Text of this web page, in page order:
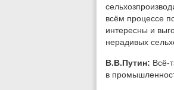
всём процессе
интересны и
нерадивых
В.В.Путин: Всё-
в